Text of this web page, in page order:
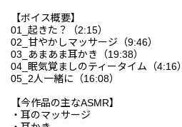
【ボイス概要】
01_起きた？（2:15）
02_甘やかしマッサージ（9:46）
03_あまあま耳かき（19:38）
04_眠気覚ましのティータイム（4:16）
05_2人一緒に（16:08）
【今作品の主なASMR】
・耳のマッサージ